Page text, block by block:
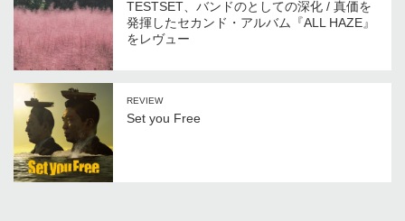
TESTSET、バンドのとしての深化 / 真価を
発揮したセカンド・アルバム『ALL HAZE』
をレヴュー
REVIEW
Set you Free